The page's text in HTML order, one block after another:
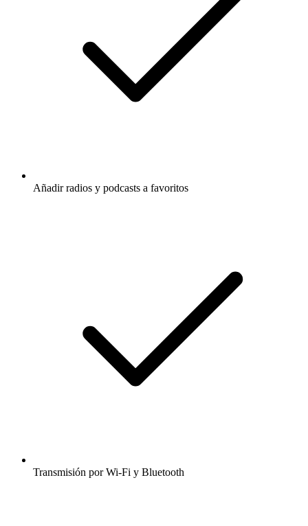
Añadir radios y podcasts a favoritos
Transmisión por Wi-Fi y Bluetooth